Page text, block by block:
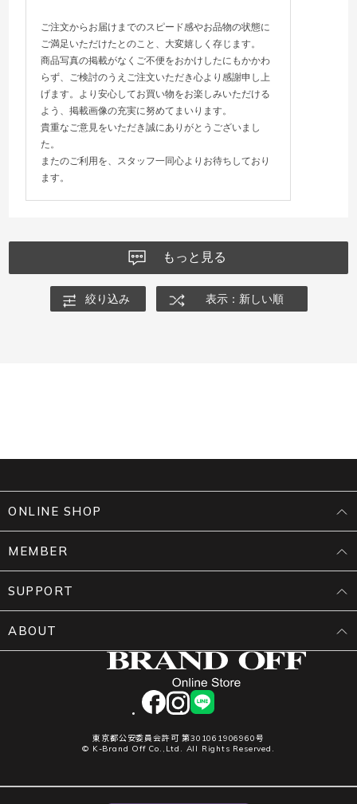
ご注文からお届けまでのスピード感やお品物の状態に
ご満足いただけたとのこと、大変嬉しく存じます。
商品写真の掲載がなくご不便をおかけしたにもかかわ
らず、ご検討のうえご注文いただき心より感謝申し上
げます。より安心してお買い物をお楽しみいただける
よう、掲載画像の充実に努めてまいります。
貴重なご意見をいただき誠にありがとうございまし
た。
またのご利用を、スタッフ一同心よりお待ちしており
ます。
もっと見る
絞り込み 表示：新しい順
facebookinstagram
LINE
東京都公安委員会許可 第301061906960号
© K-Brand Off Co.,Ltd. All Rights Reserved.
ONLINE SHOP
MEMBER
SUPPORT
ABOUT